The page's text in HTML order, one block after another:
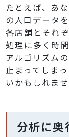
たとえば、あ
の人口データ
各店舗とそれ
処理に多く時
アルゴリズム
止まってしま
いかもしれませ
分析に奥